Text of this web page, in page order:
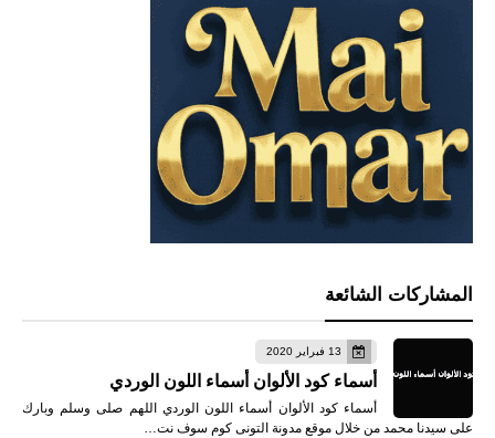
المشاركات الشائعة
13 فبراير 2020
أسماء كود الألوان أسماء اللون الوردي
أسماء كود الألوان أسماء اللون الوردي اللهم صلى وسلم وبارك
على سيدنا محمد من خلال موقع مدونة التونى كوم سوف نت…